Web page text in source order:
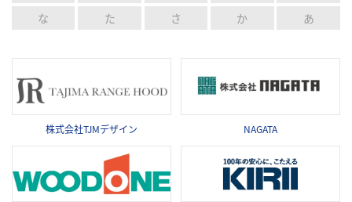
な
た さ か あ
株式会社TJMデザイン NAGATA